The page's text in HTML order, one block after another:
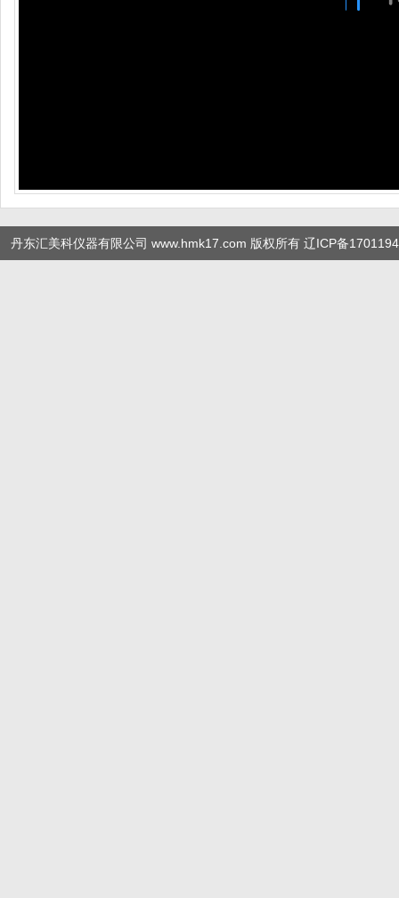
丹东汇美科仪器有限公司 www.hmk17.com 版权所有 辽ICP备